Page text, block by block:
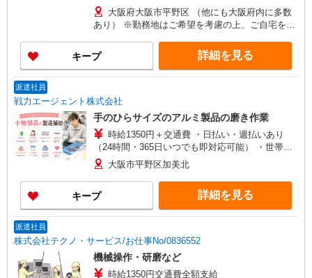
大阪府大阪市平野区 （他にも大阪府内に多数
あり） ※勤務地はご希望を考慮の上、ご自宅を中
勤なし）
キープ 詳細を見る
派遣社員
戦力エージェント株式会社
手のひらサイズのアルミ製品の磨き作業
時給1350円＋交通費 ・日払い・週払いあり
（24時間・365日いつでも即対応可能） ・世帯主
の方には、、、 住宅手当3000円〜5000円、家族手
当（配偶者1万円、お子様一人5千円）あり。 ＊各
規定有り
大阪市平野区加美北
キープ 詳細を見る
派遣社員
株式会社テクノ・サービス/お仕事No/0836552
機械操作・研磨など
時給1350円交通費全額支給